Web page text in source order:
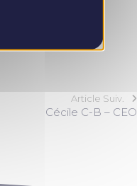
Article Suiv.
Cécile C-B – CEO